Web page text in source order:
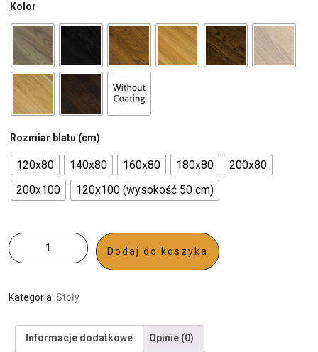
Kolor
Rozmiar blatu (cm)
120x80 140x80 160x80 180x80
200x80
200x100
120x100 (wysokość 50 сm)
Dodaj do koszyka
Kategoria: Stoły
Informacje dodatkowe Opinie (0)